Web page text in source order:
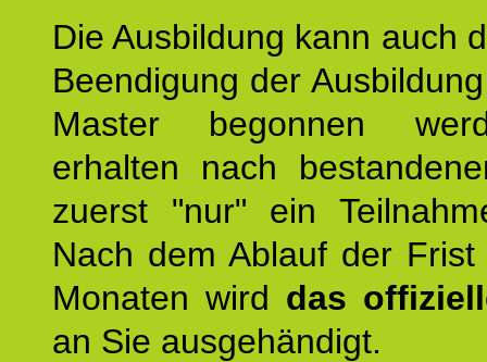
Die Ausbildung kann auch
Beendigung der
Master begonnen
erhalten nach
zuerst "nur" ein
Nach dem Ablauf der
Monaten wird das
an Sie ausgehändigt.